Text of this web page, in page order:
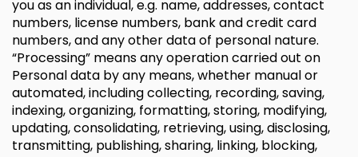
you as an individual, e.g. name, addresses, contact
numbers, license numbers, bank and credit card
numbers, and any other data of personal nature.
“Processing” means any operation carried out on
Personal data by any means, whether manual or
automated, including collecting, recording, saving,
indexing, organizing, formatting, storing, modifying,
updating, consolidating, retrieving, using, disclosing,
transmitting, publishing, sharing, linking, blocking,